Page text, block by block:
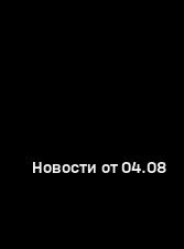
Новости от